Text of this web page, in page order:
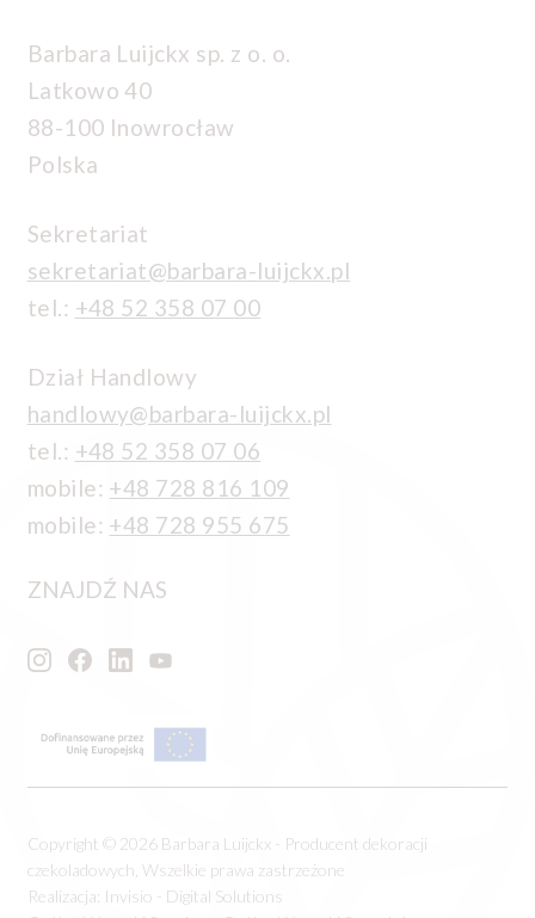
Barbara Luijckx sp. z o. o.
Latkowo 40
88-100 Inowrocław
Polska
Sekretariat
sekretariat@barbara-luijckx.pl
tel.: +48 52 358 07 00
Dział Handlowy
handlowy@barbara-luijckx.pl
tel.: +48 52 358 07 06
mobile: +48 728 816 109
mobile: +48 728 955 675
ZNAJDŹ NAS
Copyright © 2026 Barbara Luijckx - Producent dekoracji
czekoladowych, Wszelkie prawa zastrzeżone
Realizacja: Invisio - Digital Solutions